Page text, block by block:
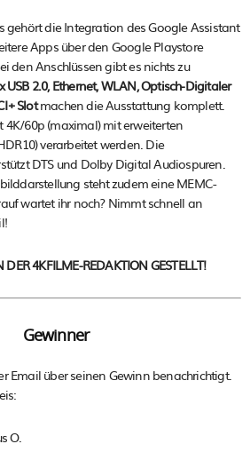
gehört die Integration des Google Assistant
Apps über den Google Playstore
den Anschlüssen gibt es nichts zu
USB 2.0, Ethernet, WLAN, Optisch-Digitaler
Slotmachen die Ausstattung komplett.
60p (maximal) mit erweiterten
verarbeitet werden. Die
DTS und Dolby Digital Audiospuren.
steht zudem eine MEMC-
wartet ihr noch? Nimmt schnell an
DER 4KFILME-REDAKTION GESTELLT!
Gewinner
Email über seinen Gewinn benachrichtigt.
O.